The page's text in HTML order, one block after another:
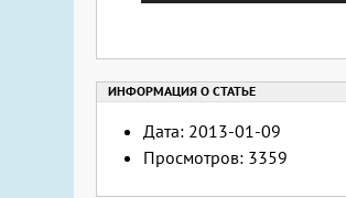
Дата: 2013-01-09
Просмотров: 3359